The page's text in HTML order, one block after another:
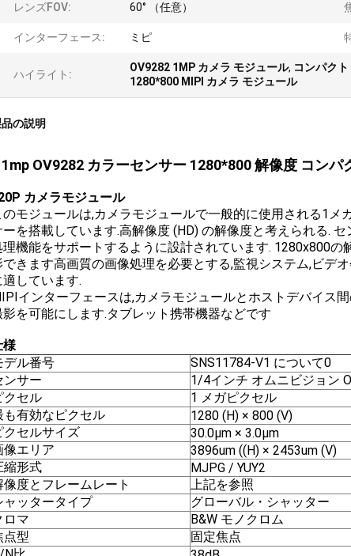
レンズFOV: 60° （任意）
インターフェース: ミピ
ハイライト:
OV9282 1MP カメラ モジュール, コンパク
1280*800 MIPI カメラ モジュール
の説明
1mp OV9282 カラーセンサー 1280*800 解像度 コン
カメラモジュール
のモジュールは,カメラモジュールで一般的に使用される1
ーを搭載しています.高解像度 (HD) の解像度と考えられる.
理機能をサポートするように設計されています. 1280x800
できます高画質の画像処理を必要とする,監視システム,ビデ
適しています.
インターフェースは,カメラモジュールとホストデバイス
影を可能にします.タブレット携帯機器などです
様
デル番号
SNS11784-V1 について0
ンサー
1/4インチ オムニビジョン
クセル
1 メガピクセル
も有効なピクセル
1280 (H) × 800 (V)
クセルサイズ
30.0μm × 3.0μm
像エリア
3896um ((H) × 2453um (V)
縮形式
MJPG / YUY2
像度とフレームレート
上記を参照
ャッタータイプ
グローバル・シャッター
ロマ
B&W モノクロム
点型
固定焦点